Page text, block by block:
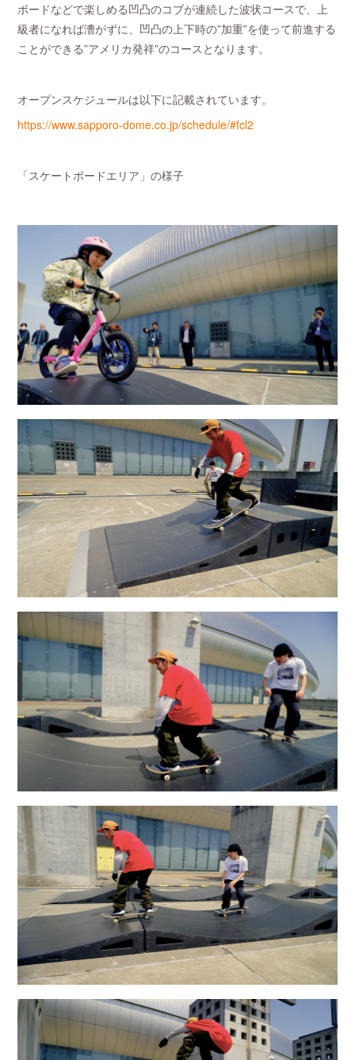
ボードなどで楽しめる凹凸のコブが連続した波状コースで、上
級者になれば漕がずに、凹凸の上下時の”加重”を使って前進する
ことができる”アメリカ発祥”のコースとなります。
オープンスケジュールは以下に記載されています。
https://www.sapporo-dome.co.jp/schedule/#fcl2
「スケートボードエリア」の様子